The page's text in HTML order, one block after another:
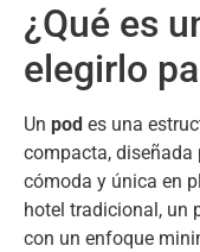
¿Qué es
elegirlo
Un pod es una
compacta, diseñada
cómoda y única en
hotel tradicional , un
con un enfoque